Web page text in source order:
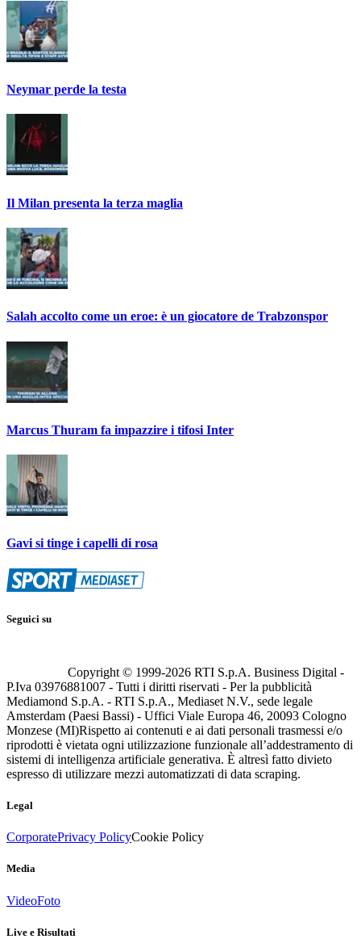
Neymar perde la testa
Il Milan presenta la terza maglia
Salah accolto come un eroe: è un giocatore de Trabzonspor
Marcus Thuram fa impazzire i tifosi Inter
Gavi si tinge i capelli di rosa
Seguici su
Copyright © 1999-2026 RTI S.p.A. Business Digital -
P.Iva 03976881007 - Tutti i diritti riservati - Per la pubblicità
Mediamond S.p.A. - RTI S.p.A., Mediaset N.V., sede legale
Amsterdam (Paesi Bassi) - Uffici Viale Europa 46, 20093 Cologno
Monzese (MI)Rispetto ai contenuti e ai dati personali trasmessi e/o
riprodotti è vietata ogni utilizzazione funzionale all’addestramento di
sistemi di intelligenza artificiale generativa. È altresì fatto divieto
espresso di utilizzare mezzi automatizzati di data scraping.
Legal
CorporatePrivacy PolicyCookie Policy
Media
VideoFoto
Live e Risultati